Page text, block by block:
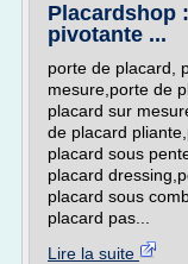
Placardshop
pivotante ...
porte de placard,
mesure,porte de
placard sur
de placard
placard sous
placard
placard sous
placard pas...
Lire la suite